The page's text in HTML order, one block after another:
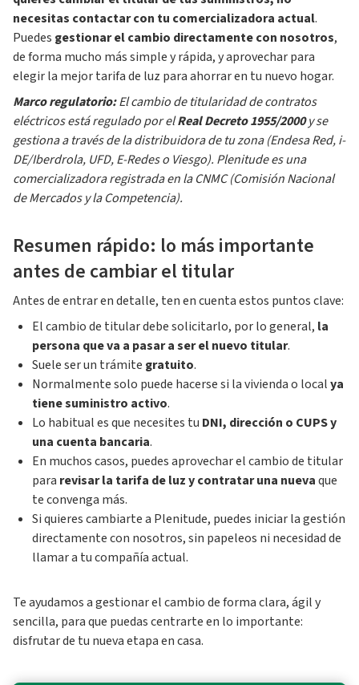
necesitas contactar con tu comercializadora actual.
Puedes gestionar el cambio directamente con nosotros,
de forma mucho más simple y rápida, y aprovechar para
elegir la mejor tarifa de luz para ahorrar en tu nuevo hogar.
Marco regulatorio:El cambio de titularidad de contratos
eléctricos está regulado por elReal Decreto 1955/2000y se
gestiona a través de la distribuidora de tu zona (Endesa Red, i-
DE/Iberdrola, UFD, E-Redes o Viesgo). Plenitude es una
comercializadora registrada en la CNMC (Comisión Nacional
de Mercados y la Competencia).
Resumen rápido: lo más importante
antes de cambiar el titular
Antes de entrar en detalle, ten en cuenta estos puntos clave:
El cambio de titular debe solicitarlo, por lo general, la
persona que va a pasar a ser el nuevo titular.
Suele ser un trámite gratuito.
Normalmente solo puede hacerse si la vivienda o localya
tiene suministro activo.
Lo habitual es que necesites tu DNI, dirección o CUPS y
una cuenta bancaria.
En muchos casos, puedes aprovechar el cambio de titular
para revisar la tarifa de luz y contratar una nuevaque
te convenga más.
Si quieres cambiarte a Plenitude, puedes iniciar la gestión
directamente con nosotros, sin papeleos ni necesidad de
llamar a tu compañía actual.
Te ayudamos a gestionar el cambio de forma clara, ágil y
sencilla, para que puedas centrarte en lo importante:
disfrutar de tu nueva etapa en casa.